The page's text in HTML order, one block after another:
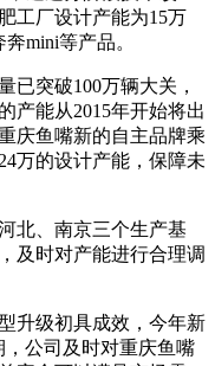
工厂设计产能为15万
mini等产品。
已突破100万辆大关，
产能从2015年开始将出
庆鱼嘴新的自主品牌乘
万的设计产能，保障未
北、南京三个生产基
及时对产能进行合理调
升级初具成效，今年新
，公司及时对重庆鱼嘴